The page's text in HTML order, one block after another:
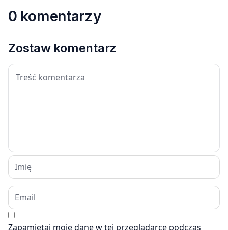
0 komentarzy
Zostaw komentarz
Zapamiętaj moje dane w tej przeglądarce podczas